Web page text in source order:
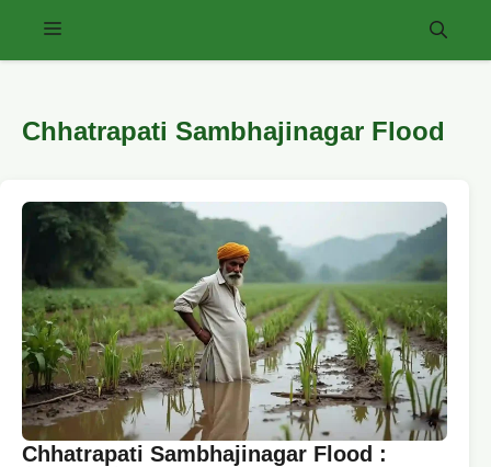
Menu
Chhatrapati Sambhajinagar Flood
Chhatrapati Sambhajinagar Flood :